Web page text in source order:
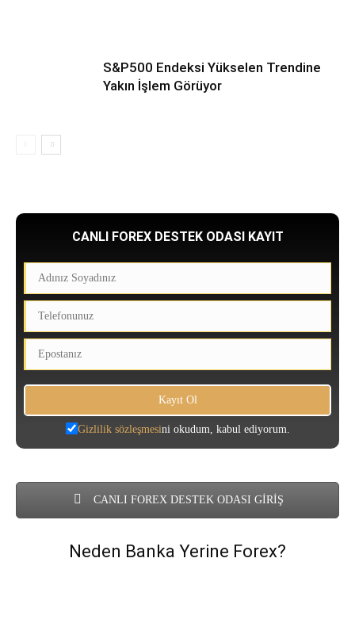
S&P500 Endeksi Yükselen Trendine
Yakın İşlem Görüyor
CANLI FOREX DESTEK ODASI KAYIT
Gizlilik sözleşmesini okudum, kabul ediyorum.
CANLI FOREX DESTEK ODASI GİRİŞ
Neden Banka Yerine Forex?